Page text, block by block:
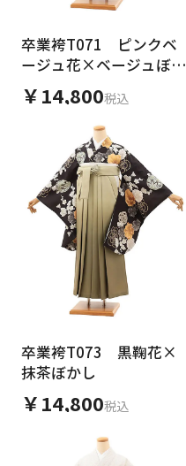
卒業袴T071 ピンクベ
ージュ花×ベージュぼか
し
￥14,800税込
卒業袴T073 黒鞠花×
抹茶ぼかし
￥14,800税込